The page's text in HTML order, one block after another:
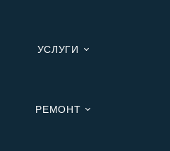
УСЛУГИ
РЕМОНТ